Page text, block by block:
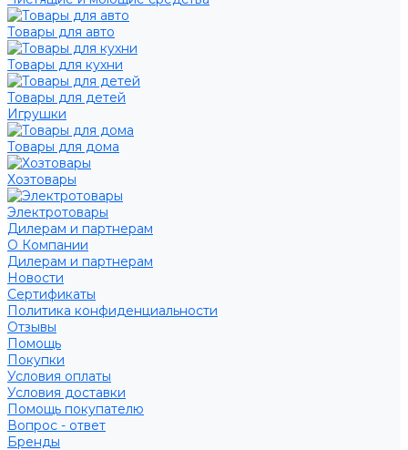
Товары для авто
Товары для кухни
Товары для детей
Игрушки
Товары для дома
Хозтовары
Электротовары
Дилерам и партнерам
О Компании
Дилерам и партнерам
Новости
Сертификаты
Политика конфиденциальности
Отзывы
Помощь
Покупки
Условия оплаты
Условия доставки
Помощь покупателю
Вопрос - ответ
Бренды